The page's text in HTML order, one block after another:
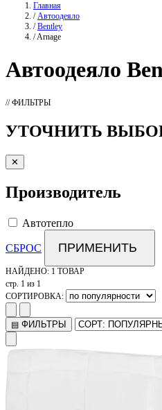
Главная
/ Автоодеяло
/ Bentley
/Arnage
Автоодеяло
// ФИЛЬТРЫ
УТОЧНИТЬ
✕
Производитель
Автотепло
СБРОС ПРИМЕНИТЬ
НАЙДЕНО: 1 ТОВАР
стр. 1 из 1
СОРТИРОВКА:
▤ ФИЛЬТРЫ